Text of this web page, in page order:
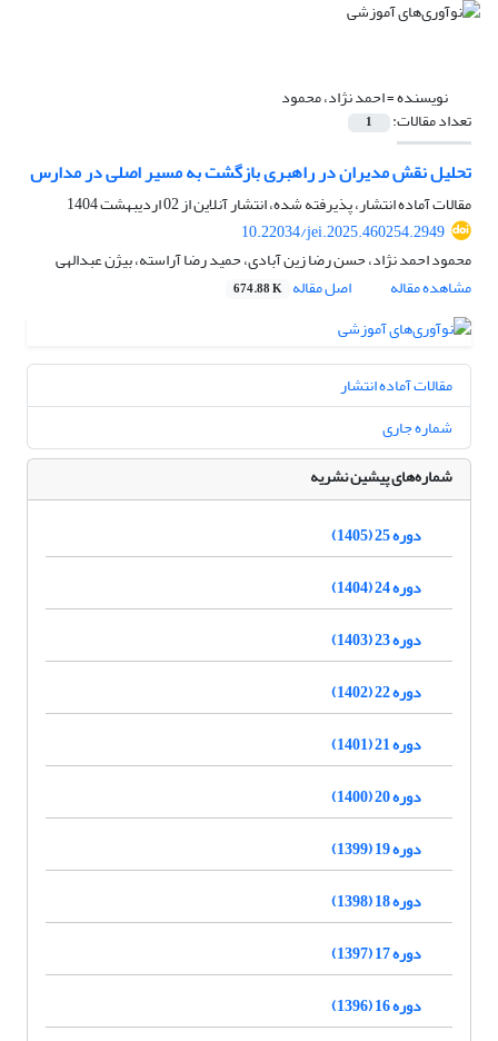
نویسنده =احمد نژاد، محمود
تعداد مقالات: 1
تحلیل نقش مدیران در راهبری بازگشت به مسیر اصلی در مدارس
مقالات آماده انتشار، پذیرفته شده، انتشار آنلاین از02 اردیبهشت 1404
10.22034/jei.2025.460254.2949
محمود احمد نژاد، حسن رضا زین آبادی، حمید رضا آراسته، بیژن عبدالهی
مشاهده مقاله
اصل مقاله 674.88 K
مقالات آماده انتشار
شماره جاری
شماره‌های پیشین نشریه
دوره 25 (1405)
دوره 24 (1404)
دوره 23 (1403)
دوره 22 (1402)
دوره 21 (1401)
دوره 20 (1400)
دوره 19 (1399)
دوره 18 (1398)
دوره 17 (1397)
دوره 16 (1396)